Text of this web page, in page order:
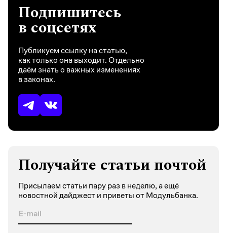
Подпишитесь
в соцсетях
Публикуем ссылку на статью,
как только она выходит. Отдельно
даём знать о важных изменениях
в законах.
Получайте статьи почтой
Присылаем статьи пару раз в неделю, а ещё
новостной дайджест и приветы от Модульбанка.